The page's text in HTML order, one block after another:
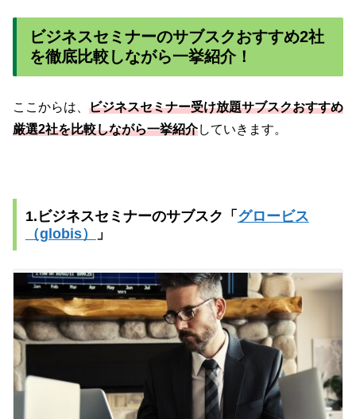
ビジネスセミナーのサブスクおすすめ2社
を徹底比較しながら一挙紹介！
ここからは、 ビジネスセミナー受け放題サブスクおすすめ
厳選2社を比較しながら一挙紹介していきます。
1.ビジネスセミナーのサブスク「 グロービス
（globis）
」